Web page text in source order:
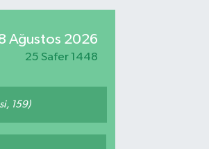
Ağustos 2026
25 Safer 1448
159)